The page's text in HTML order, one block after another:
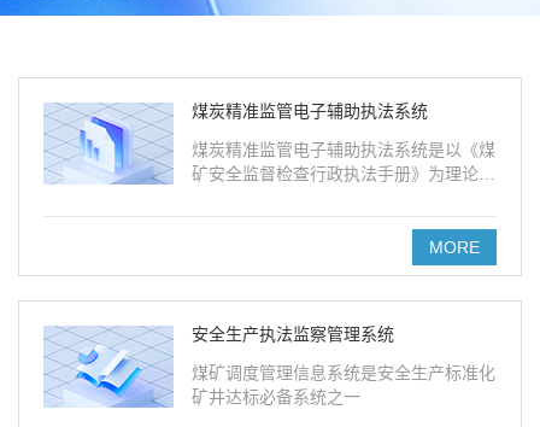
煤炭精准监管电子辅助执法系统
煤炭精准监管电子辅助执法系统是以《煤
矿安全监督检查行政执法手册》为理论依
MORE
安全生产执法监察管理系统
煤矿调度管理信息系统是安全生产标准化
矿井达标必备系统之一